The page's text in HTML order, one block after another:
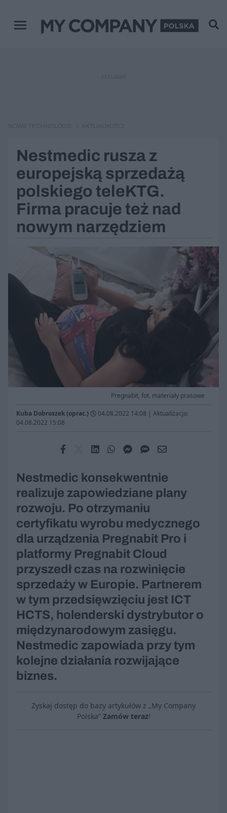
Menu główne
Nestmedic rusza z
europejską sprzedażą
polskiego teleKTG.
Firma pracuje też nad
nowym narzędziem
Pregnabit, fot. materiały prasowe
Kuba Dobroszek (oprac.) 04.08.2022 14:08 | Aktualizacja:
04.08.2022 15:08
Nestmedic konsekwentnie
realizuje zapowiedziane plany
rozwoju. Po otrzymaniu
certyfikatu wyrobu medycznego
dla urządzenia Pregnabit Pro i
platformy Pregnabit Cloud
przyszedł czas na rozwinięcie
sprzedaży w Europie. Partnerem
w tym przedsięwzięciu jest ICT
HCTS, holenderski dystrybutor o
międzynarodowym zasięgu.
Nestmedic zapowiada przy tym
kolejne działania rozwijające
biznes.
Zyskaj dostęp do bazy artykułów z „My Company
Polska” Zamów teraz!